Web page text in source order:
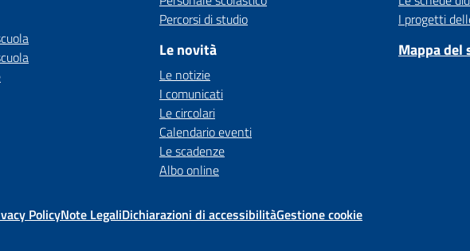
Percorsi di studio
Le novità
Le notizie
I comunicati
Le circolari
Calendario eventi
Le scadenze
Albo online
I progetti
Mappa del
PolicyNote LegaliDichiarazioni di accessibilitàGestione cookie